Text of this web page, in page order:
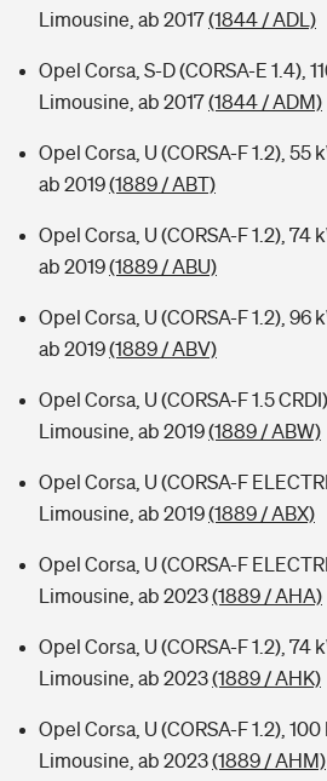
Limousine, ab 2017(1844 / ADL)
Opel Corsa, S-D (CORSA-E 1.4),
Limousine, ab 2017(1844 / ADM)
Opel Corsa, U (CORSA-F 1.2), 55
ab 2019(1889 / ABT)
Opel Corsa, U (CORSA-F 1.2), 74
ab 2019(1889 / ABU)
Opel Corsa, U (CORSA-F 1.2), 96
ab 2019(1889 / ABV)
Opel Corsa, U (CORSA-F 1.5
Limousine, ab 2019(1889 / ABW)
Opel Corsa, U (CORSA-F
Limousine, ab 2019(1889 / ABX)
Opel Corsa, U (CORSA-F
Limousine, ab 2023(1889 / AHA)
Opel Corsa, U (CORSA-F 1.2), 74
Limousine, ab 2023(1889 / AHK)
Opel Corsa, U (CORSA-F 1.2),
Limousine, ab 2023(1889 / AHM)